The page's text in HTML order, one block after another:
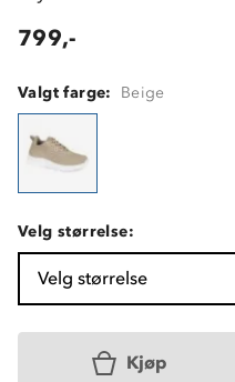
799,-
Valgt farge: Beige
Velg størrelse:
Velg størrelse
Kjøp